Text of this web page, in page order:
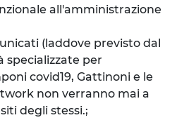
all'amministrazione
(laddove previsto dal
specializzate per
covid19, Gattinoni e le
non verranno mai a
degli stessi.;